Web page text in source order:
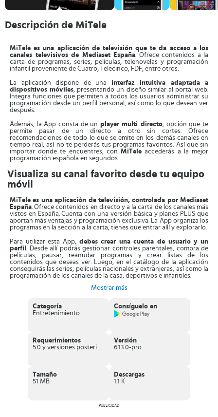
Descripción de MiTele
MiTele es una aplicación de televisión que te da acceso a los
canales televisivos de Mediaset España. Ofrece contenidos a la
carta de programas, series, películas, telenovelas y programación
infantil proveniente de Cuatro, Telecinco, FDF, entre otros.
La aplicación dispone de una
interfaz intuitiva adaptada a
dispositivos móviles, presentando un diseño similar al portal web.
Integra funciones que permiten a todos los usuarios administrar su
programación desde un perfil personal, así como lo que desean ver
después.
Además, la App consta de un player multi directo, opción que te
permite pasar de un directo a otro sin cortes. Ofrece
recomendaciones de todo lo que se emite en los demás canales en
tiempo real, así no te perderás tus programas favoritos. Así que sin
importar donde te encuentres, conMiTele accederás a la mejor
programación española en segundos.
Visualiza su canal favorito desde tu equipo
móvil
MiTele es una aplicación de televisión, controlada por Mediaset
España. Ofrece contenidos en directo y a la carta de los canales más
vistos en España. Cuenta con una versión básica y planes PLUS que
aportan más ventajas y programación exclusiva. La App organiza los
programas en la sección a la carta, tienes que entrar allí y explorarlo.
Para utilizar esta App, debes crear una cuenta de usuario y un
perfil . Desde allí podrás gestionar controles parentales, compra de
películas, pausar, reanudar programas y crear listas de los
contenidos que deseas ver. Luego, en el catálogo de la aplicación
conseguirás las series, películas nacionales y extranjeras, así como la
programación de los canales de la casa, deportivos e infantiles.
todos los contenidos se suben en la mejor resolución
calidad de los programas se ajuste a tu conexión de internet. Su
interfaz se puede ordenar por secciones, orden alfabético o con
buscar la programación escribiendo su nombre en el buscador.
desglosar los capítulos que incluyen tu programación
llevar un orden. Cada serie o película incorpora una reseña
informativa con la sinopsis, nombre de los actores y su duración. En
cuando desees.
programación de los canales más
Mostrar más
Categoría
Entretenimiento
Consíguelo en
Requerimientos
5.0 y versiones posteriores
Versión
6.13.0-pro
Tamaño
51 MB
Descargas
1.1 K
PUBLICIDAD